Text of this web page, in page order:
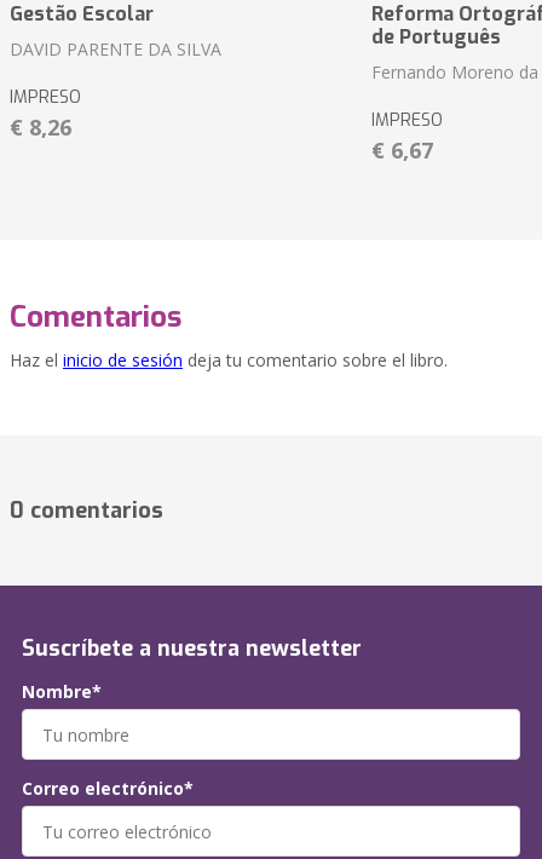
Gestão Escolar
DAVID PARENTE DA SILVA
IMPRESO
€ 8,26
Reforma
de Português
Fernando Moreno da
IMPRESO
€ 6,67
Comentarios
Haz el inicio de sesión deja tu comentario sobre el libro.
0 comentarios
Suscríbete a nuestra newsletter
Nombre*
Correo electrónico*